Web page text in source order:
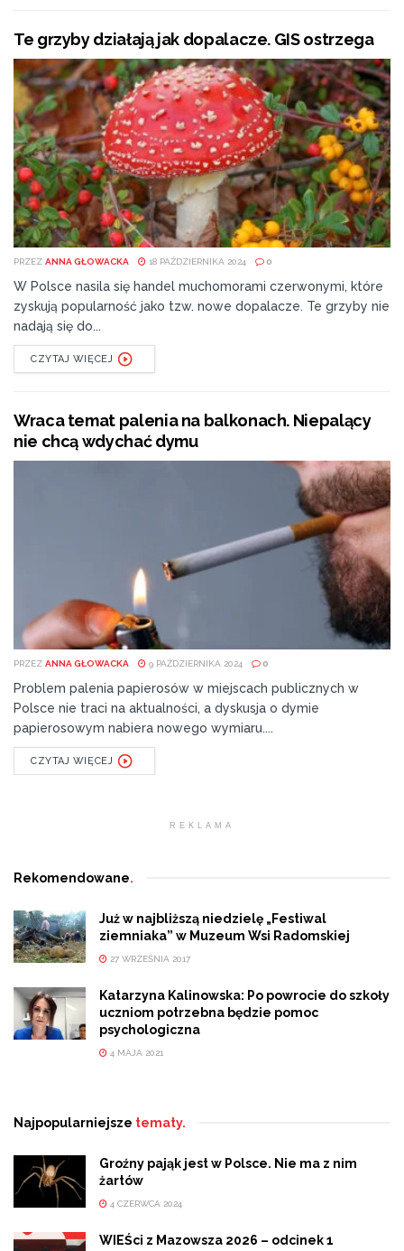
Te grzyby działają jak dopalacze. GIS ostrzega
PRZEZ ANNA GŁOWACKA 18 PAŹDZIERNIKA 2024 0
W Polsce nasila się handel muchomorami czerwonymi, które
zyskują popularność jako tzw. nowe dopalacze. Te grzyby nie
nadają się do...
CZYTAJ WIĘCEJ
Wraca temat palenia na balkonach. Niepalący
nie chcą wdychać dymu
PRZEZ ANNA GŁOWACKA 9 PAŹDZIERNIKA 2024 0
Problem palenia papierosów w miejscach publicznych w
Polsce nie traci na aktualności, a dyskusja o dymie
papierosowym nabiera nowego wymiaru....
CZYTAJ WIĘCEJ
REKLAMA
Rekomendowane.
Już w najbliższą niedzielę „Festiwal
ziemniaka” w Muzeum Wsi Radomskiej
27 WRZEŚNIA 2017
Katarzyna Kalinowska: Po powrocie do szkoły
uczniom potrzebna będzie pomoc
psychologiczna
4 MAJA 2021
Najpopularniejsze tematy.
Groźny pająk jest w Polsce. Nie ma z nim
żartów
4 CZERWCA 2024
WIEŚci z Mazowsza 2026 – odcinek 1